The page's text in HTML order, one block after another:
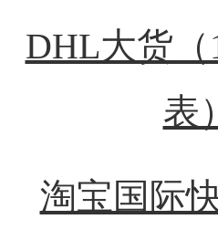
DHL大货
表
淘宝国际